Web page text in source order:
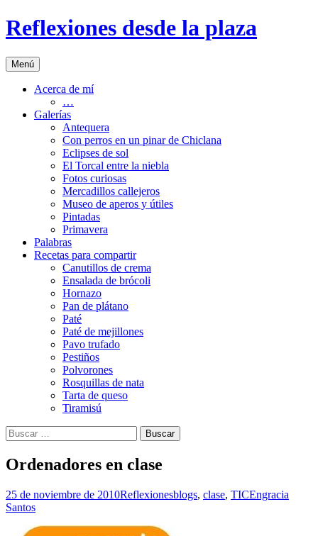
Saltar
al
Reflexiones desde la plaza
Menú
Acerca de mí
…
Galerías
Antequera
Con perros en un pinar de Chiclana
Eclipses de sol
El Torcal entre la niebla
Fotos curiosas
Mercadillos callejeros
Museo de aperos y útiles
Pintadas
Primavera
Palabras
Recetas para compartir
Canutillos de crema
Ensalada de brócoli
Hornazo
Pan de plátano
Paté
Paté de mejillones
Pavo trufado
Pestiños
Polvorones
Rosquillas de nata
Tarta de queso
Tiramisú
Buscar:
Ordenadores en clase
25 de noviembre de 2010Reflexionesblogs, clase, TICEngracia
Santos